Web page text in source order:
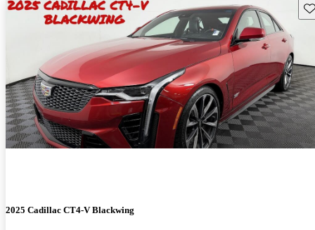
2025 Cadillac CT4-V Blackwing